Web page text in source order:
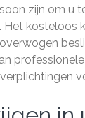
zijn om u
Het kosteloos